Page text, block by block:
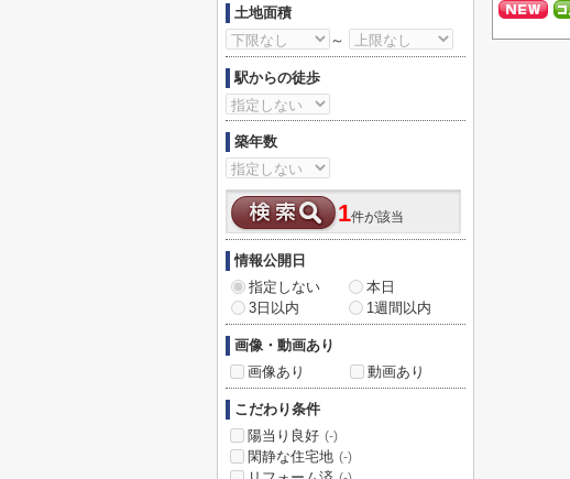
土地面積
～
駅からの徒歩
築年数
1件が該当
情報公開日
指定しない
本日
3日以内
1週間以内
画像・動画あり
画像あり
動画あり
こだわり条件
陽当り良好 (-)
閑静な住宅地 (-)